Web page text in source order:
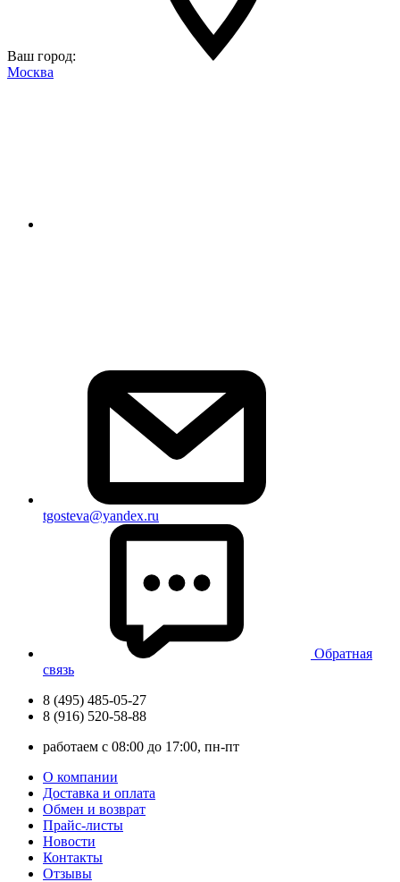
Ваш город:
Москва
tgosteva@yandex.ru
Обратная
связь
8 (495) 485-05-27
8 (916) 520-58-88
работаем с 08:00 до 17:00, пн-пт
О компании
Доставка и оплата
Обмен и возврат
Прайс-листы
Новости
Контакты
Отзывы